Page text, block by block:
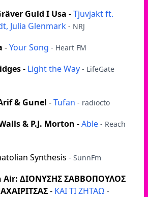
Guld I Usa -Tjuvjakt ft.
Julia Glenmark - NRJ
-Your Song - Heart FM
- Light the Way - LifeGate
& Gunel -Tufan - radiocto
& P.J. Morton -Able - Reach
Synthesis - SunnFm
Air: ΔΙΟΝΥΣΗΣ ΣΑΒΒΟΠΟΥΛΟΣ
- ΚΑΙ ΤΙ ΖΗΤΑΩ -